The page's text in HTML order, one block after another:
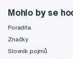
Mohlo by se
Poradňa
Značky
Slovník pojmů